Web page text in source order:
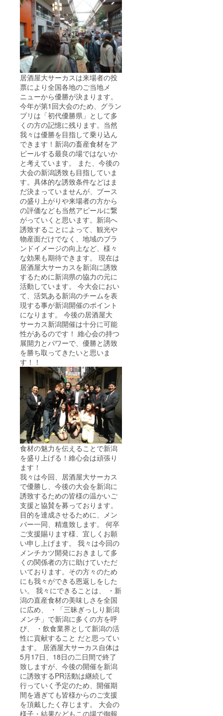
居酒屋大サーカスは来場者の投
票により全国各地のご当地メ
ニューから優勝が決まります。
今年が第1回大会のため、グラン
プリは「初代優勝県」として多
くの方の記憶に残ります。当然
我々は優勝を目指して乗り込ん
できます！新潟の畜産食材をア
ピールする最良の場ではないか
と考えています。 また、今後の
大会の新潟誘致も目指していま
す。具体的な誘致条件などはま
だ決まっていませんが、ブース
の盛り上がりや来場者の方から
の評価なども当然アピールに繋
がっていくと思います。新潟へ
誘致することによって、観光や
物産面だけでなく、地域のブラ
ンドイメージの向上など、様々
な効果も期待できます。 現在は
居酒屋大サーカスを新潟に誘致
するために新潟県の協力の元に
活動しています。 今大会におい
て、活気ある新潟のチームを表
現する事が新潟開催のポイント
になります。 今後の居酒屋大
サーカス新潟開催は十分に可能
性があるのです！ 維心会の持つ
展開力とパワーで、優勝と誘致
を勝ち取ってきたいと思いま
す！！
食材の魅力を伝えることで新潟
を盛り上げる！維心会は頑張り
ます！
我々は今回、居酒屋大サーカス
で優勝し、今後の大会を新潟に
誘致するための皆様の温かいご
支援と協賛を募っております。
目的を達成させるために、メン
バー一同、精進致します。 何卒
ご支援賜ります様、宜しくお願
い申し上げます。 我々は今回の
メンチカツ開発におきまして多
くの関係者の方に助けていただ
いております。その方々のため
にも我々ができる恩返しをした
い。 我々にできることは、 ・新
潟の直産食材の美味しさを全国
に広め、 ・「三昧ぎっしり新潟
メンチ」で新潟に多くの方を呼
び、 ・飲食業界として新潟の活
性に貢献すること だと思ってい
ます。 居酒屋大サーカス自体は
5月17日、18日の二日間で終了
致しますが、今後の開催を新潟
に誘致するPR活動は継続して
行っていく予定のため、開催期
間を過ぎても皆様からのご支援
を頂戴したく存じます。 大会の
様子・結果などもこの場で御報